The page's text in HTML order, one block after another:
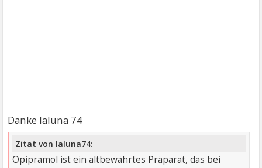
Danke laluna 74
Zitat von laluna74:
Opipramol ist ein altbewährtes Präparat, das bei